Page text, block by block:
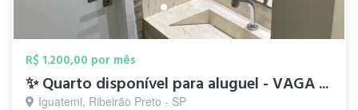
R$ 1.200,00 por mês
✨ Quarto disponível para aluguel - VAGA ...
Iguatemi, Ribeirão Preto - SP